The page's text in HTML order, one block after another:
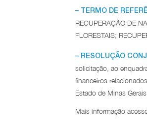
– TERMO DE
RECUPERAÇÃO DE
FLORESTAIS;
– RESOLUÇÃO
solicitação, ao
financeiros
Estado de Minas
Mais informação